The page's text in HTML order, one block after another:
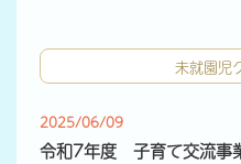
未就園児
2025/06/09
令和7年度 子育て交流事